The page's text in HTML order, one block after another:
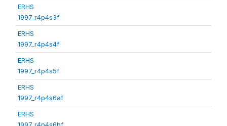
ERHS
1997_r4p4s3f
ERHS
1997_r4p4s4f
ERHS
1997_r4p4s5f
ERHS
1997_r4p4s6af
ERHS
1997_r4p4s6bf